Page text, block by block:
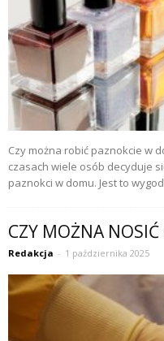
Czy można robić paznokcie w
czasach wiele osób decyduje
paznokci w domu. Jest to
CZY MOŻNA NOSIĆ
Redakcja - 1 października 2025